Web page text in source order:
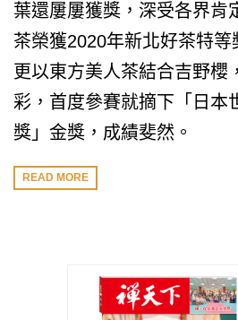
葉還屢屢獲獎，深受各界肯
茶榮獲2020年新北好茶特
更以東方美人茶結合吉野櫻
彩，首度參賽就摘下「日本
獎」金獎，成績斐然。
READ MORE